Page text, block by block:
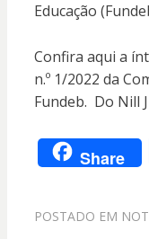
Educação
Confira aqui a
n.º 1/2022 da
Fundeb. Do Nill
Share
POSTADO EM